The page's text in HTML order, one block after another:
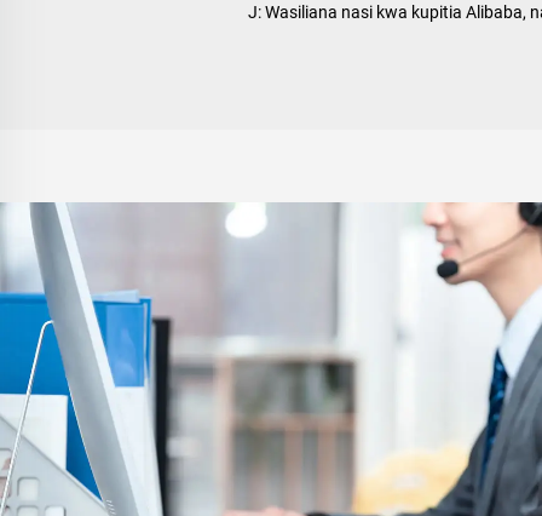
J: Wasiliana nasi kwa kupitia Alibaba,